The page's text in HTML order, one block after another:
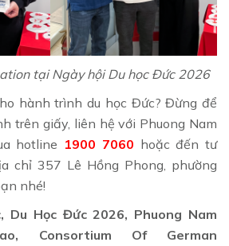
tại Ngày hội Du học Đức 2026
hành trình du học Đức? Đừng để
trên giấy, liên hệ với Phuong Nam
hotline 1900 7060 hoặc đến tư
chỉ 357 Lê Hồng Phong, phường
nhé!
Du Học Đức 2026, Phuong Nam
Consortium Of German